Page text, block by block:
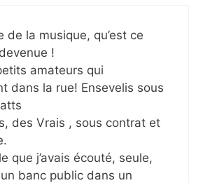
de la musique, qu’est ce
!
amateurs qui
dans la rue! Ensevelis sous
des Vrais , sous contrat et
que j’avais écouté, seule,
banc public dans un